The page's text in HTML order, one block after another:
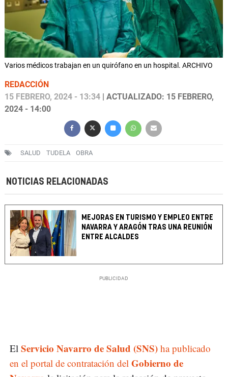
Varios médicos trabajan en un quirófano en un hospital. ARCHIVO
REDACCIÓN
15 FEBRERO, 2024 - 13:34 | ACTUALIZADO: 15 FEBRERO,
2024 - 14:00
SALUD TUDELA OBRA
NOTICIAS RELACIONADAS
MEJORAS EN TURISMO Y EMPLEO ENTRE
NAVARRA Y ARAGÓN TRAS UNA REUNIÓN
ENTRE ALCALDES
El Servicio Navarro de Salud (SNS) ha publicado
en el portal de contratación del Gobierno de